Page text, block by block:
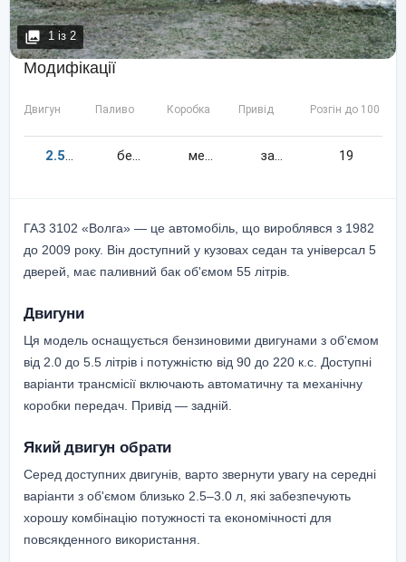
1 із 2
Модифікації
Двигун Паливо Коробка Привід Розгін до 100 км/
2.590 бензин механіка задній 19
ГАЗ 3102 «Волга» — це автомобіль, що вироблявся з 1982
до 2009 року. Він доступний у кузовах седан та універсал 5
дверей, має паливний бак об'ємом 55 літрів.
Двигуни
Ця модель оснащується бензиновими двигунами з об'ємом
від 2.0 до 5.5 літрів і потужністю від 90 до 220 к.с. Доступні
варіанти трансмісії включають автоматичну та механічну
коробки передач. Привід — задній.
Який двигун обрати
Серед доступних двигунів, варто звернути увагу на середні
варіанти з об'ємом близько 2.5–3.0 л, які забезпечують
хорошу комбінацію потужності та економічності для
повсякденного використання.